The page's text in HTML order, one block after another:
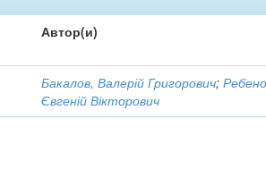
Автор(и)
Бакалов, Валерій Григорович;
Євгеній Вікторович